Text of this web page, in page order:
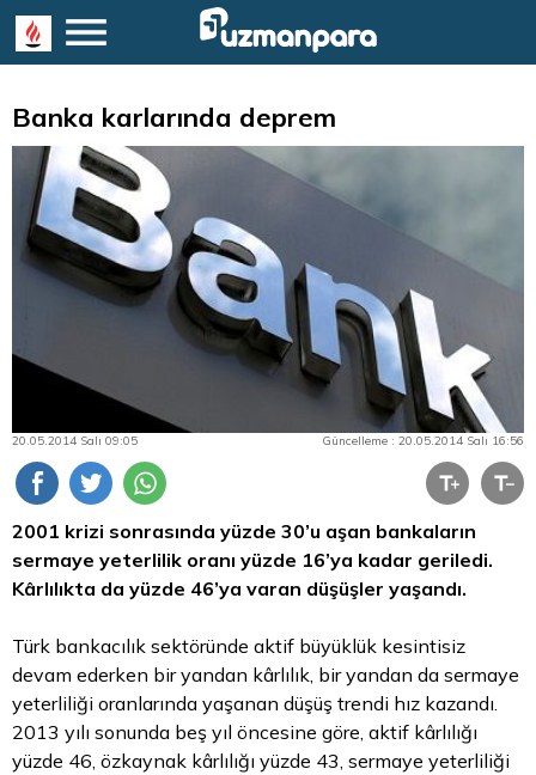
Banka karlarında deprem
20.05.2014 Salı 09:05 Güncelleme : 20.05.2014 Salı 16:56
2001 krizi sonrasında yüzde 30’u aşan bankaların
sermaye yeterlilik oranı yüzde 16’ya kadar geriledi.
Kârlılıkta da yüzde 46’ya varan düşüşler yaşandı.
Türk bankacılık sektöründe aktif büyüklük kesintisiz
devam ederken bir yandan kârlılık, bir yandan da sermaye
yeterliliği oranlarında yaşanan düşüş trendi hız kazandı.
2013 yılı sonunda beş yıl öncesine göre, aktif kârlılığı
yüzde 46, özkaynak kârlılığı yüzde 43, sermaye yeterliliği